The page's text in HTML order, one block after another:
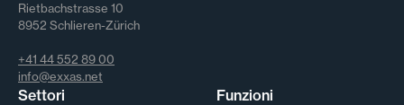
Rietbachstrasse 10
8952 Schlieren-Zürich
+41 44 552 89 00
info@exxas.net
Settori Funzioni